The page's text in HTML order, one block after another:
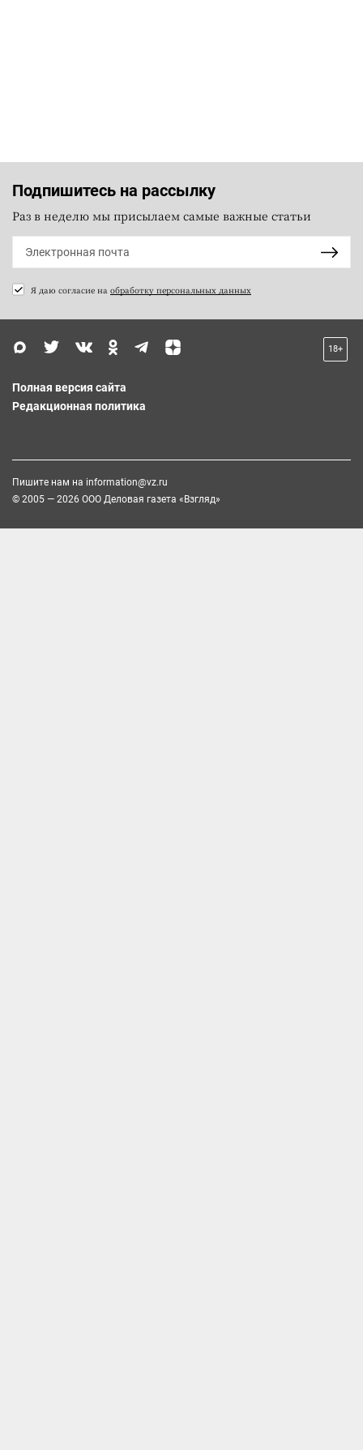
Подпишитесь на рассылку
Раз в неделю мы присылаем самые важные статьи
Я даю согласие на обработку персональных данных
18+
Полная версия сайта
Редакционная политика
Пишите нам на information@vz.ru
© 2005 — 2026 ООО Деловая газета «Взгляд»